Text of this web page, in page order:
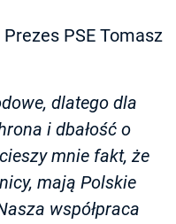
PSE Tomasz
dlatego dla
i dbałość o
mnie fakt, że
mają Polskie
współpraca